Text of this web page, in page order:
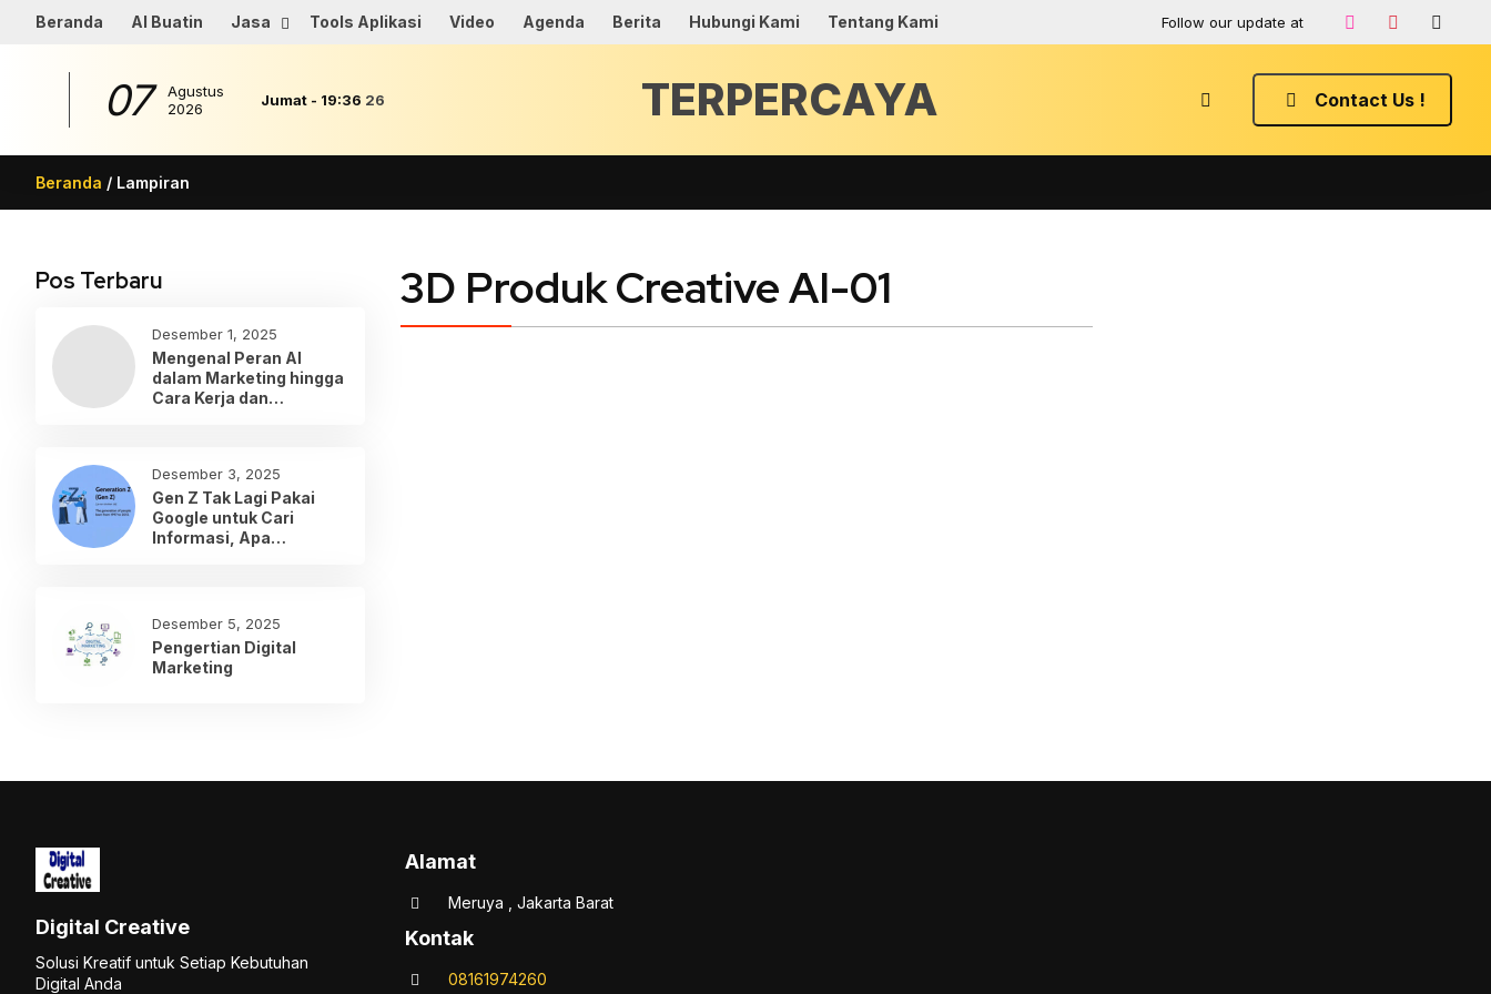
Beranda AI Buatin Jasa Tools Aplikasi Video Agenda Berita Hubungi Kami Tentang Kami Follow our update at
07
Agustus
2026
Jumat - 19:36 26 TER Contact Us !
Beranda / Lampiran
3D Produk Creative AI-01
Pos Terbaru
Desember 1, 2025
Mengenal Peran AI
dalam Marketing hingga
Cara Kerja dan
Desember 3, 2025
Gen Z Tak Lagi Pakai
Google untuk Cari
Informasi, Apa
Desember 5, 2025
Pengertian Digital
Marketing
Digital Creative
Solusi Kreatif untuk Setiap Kebutuhan
Digital Anda
Alamat
Meruya , Jakarta Barat
Kontak
08161974260